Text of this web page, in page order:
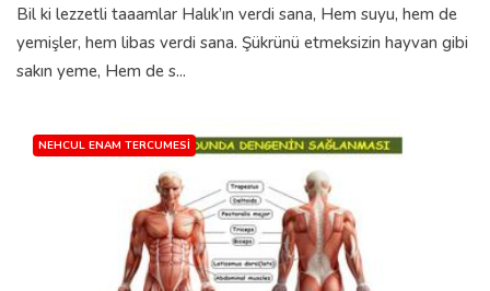
Bil ki lezzetli taaamlar Halık’ın verdi sana, Hem suyu, hem de
yemişler, hem libas verdi sana. Şükrünü etmeksizin hayvan gibi
sakın yeme, Hem de s...
NEHCUL ENAM TERCUMESI